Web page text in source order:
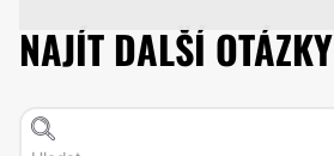
NAJÍT DALŠÍ OTÁZKY